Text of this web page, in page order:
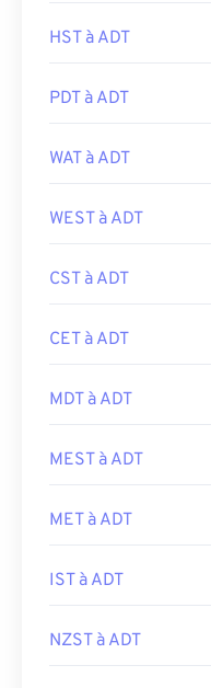
HST à ADT
PDT à ADT
WAT à ADT
WEST à ADT
CST à ADT
CET à ADT
MDT à ADT
MEST à ADT
MET à ADT
IST à ADT
NZST à ADT